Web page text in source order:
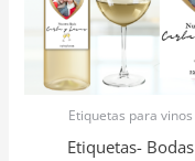
Etiquetas para vinos
Etiquetas- Bodas